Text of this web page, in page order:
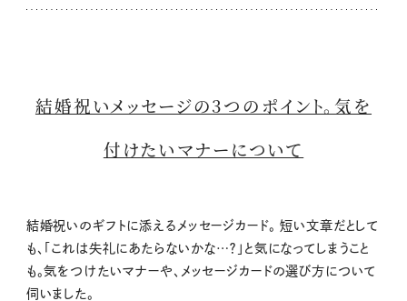
結婚祝いメッセージの3つのポイント。気を
付けたいマナーについて
結婚祝いのギフトに添えるメッセージカード。 短い文章だとして
も、「これは失礼にあたらないかな…？」と気になってしまうこと
も。気をつけたいマナーや、メッセージカードの選び方について
伺いました。